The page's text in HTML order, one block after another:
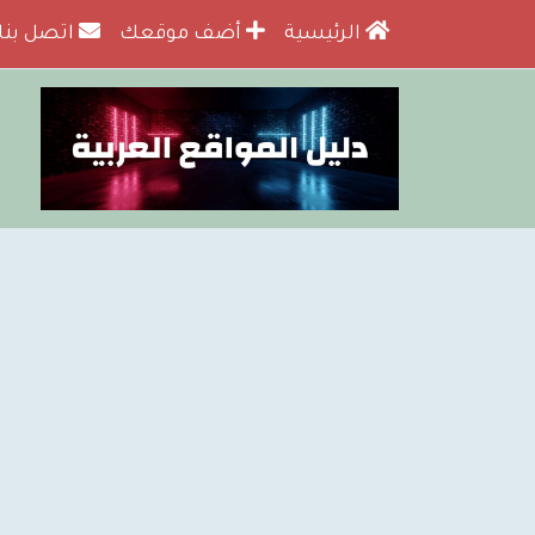
الرئيسية أضف موقعك اتصل بنا